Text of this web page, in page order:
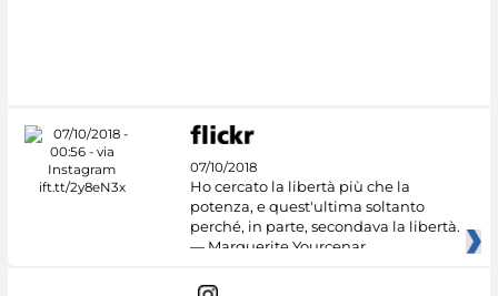
07/10/2018
Ho cercato la libertà più che la
potenza, e quest'ultima soltanto
perché, in parte, secondava la libertà.
— Marguerite Yourcenar